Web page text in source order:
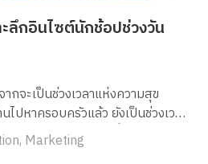
อะไร? Drop Shipping (ดรอปชิป
องจัดการเรื่องการจัดส่ง หน้าที่
ลาง” ในการทำการตลาดและหา
ณเพียงแค่ส่งต่อข้อมูลออเดอร์นั้น
หรือเจ้าของสินค้า เพื่อให้เขา
ณ Drop Shipping ทำงาน
ลึกอินไซต์นักช้อปช่วงวัน
จะเป็นช่วงเวลาแห่งความสุข
ปหาครอบครัวแล้ว ยังเป็นช่วงเวลา
ย! สงกรานต์ 2568 นี้ คาดการณ์
จ่ายใช้สอยจะกลับมาคึกคักอีกครั้ง
, Marketing